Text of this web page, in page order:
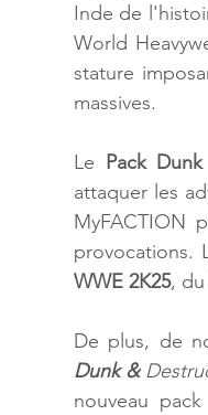
Inde de
World
stature
massives.
Le Pack
attaquer les
MyFACTION
provocations.
WWE 2K25, du
De plus, de
Dunk &
nouveau